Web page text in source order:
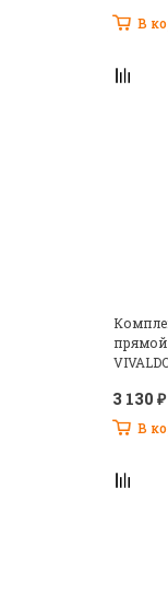
В
прямой
3 130 ₽
В